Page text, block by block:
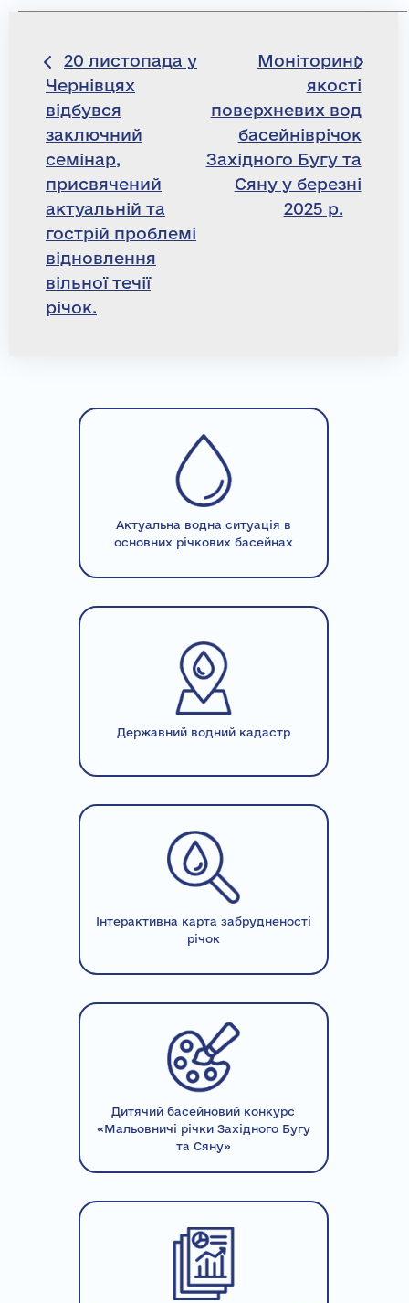
Навігація
записів
20 листопада у
Чернівцях
відбувся
заключний
семінар,
присвячений
актуальній та
гострій проблемі
відновлення
вільної течії
річок.
Моніторинг
якості
поверхневих вод
басейніврічок
Західного Бугу та
Сяну у березні
2025 р.
Актуальна водна ситуація в
основних річкових басейнах
Державний водний кадастр
Інтерактивна карта забрудненості
річок
Дитячий басейновий конкурс
«Мальовничі річки Західного Бугу
та Сяну»